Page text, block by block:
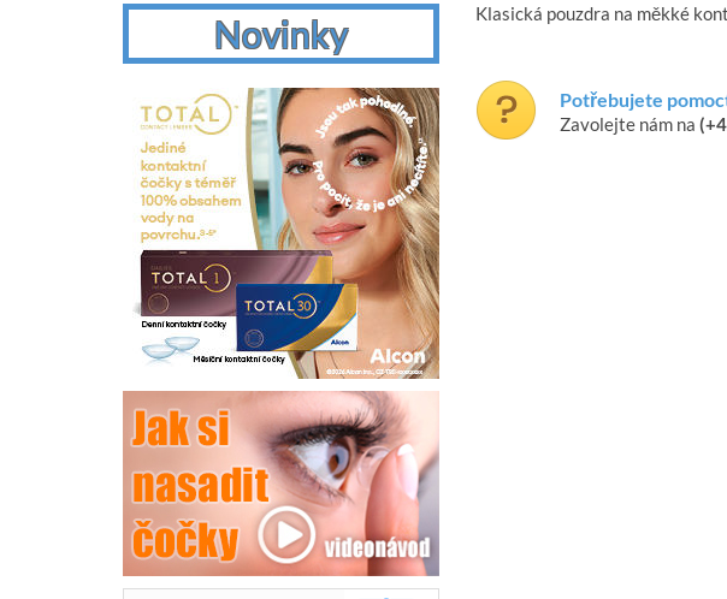
Klasická pouzdra na měkké
Potřebujete
Zavolejte nám na
Novinky